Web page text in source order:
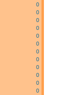
0
0
0
0
0
0
0
0
0
0
0
0